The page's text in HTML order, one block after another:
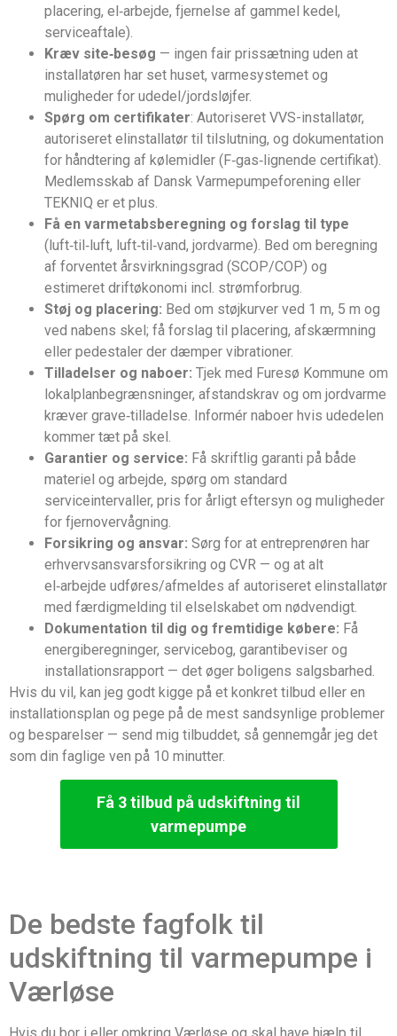
placering, el‑arbejde, fjernelse af gammel kedel,
serviceaftale).
Kræv site‑besøg — ingen fair prissætning uden at
installatøren har set huset, varmesystemet og
muligheder for udedel/jordsløjfer.
Spørg om certifikater: Autoriseret VVS-installatør,
autoriseret elinstallatør til tilslutning, og dokumentation
for håndtering af kølemidler (F‑gas‑lignende certifikat).
Medlemsskab af Dansk Varmepumpeforening eller
TEKNIQ er et plus.
Få en varmetabsberegning og forslag til type
(luft‑til‑luft, luft‑til‑vand, jordvarme). Bed om beregning
af forventet årsvirkningsgrad (SCOP/COP) og
estimeret driftøkonomi incl. strømforbrug.
Støj og placering: Bed om støjkurver ved 1 m, 5 m og
ved nabens skel; få forslag til placering, afskærmning
eller pedestaler der dæmper vibrationer.
Tilladelser og naboer: Tjek med Furesø Kommune om
lokalplanbegrænsninger, afstandskrav og om jordvarme
kræver grave‑tilladelse. Informér naboer hvis udedelen
kommer tæt på skel.
Garantier og service: Få skriftlig garanti på både
materiel og arbejde, spørg om standard
serviceintervaller, pris for årligt eftersyn og muligheder
for fjernovervågning.
Forsikring og ansvar: Sørg for at entreprenøren har
erhvervsansvarsforsikring og CVR — og at alt
el‑arbejde udføres/afmeldes af autoriseret elinstallatør
med færdigmelding til elselskabet om nødvendigt.
Dokumentation til dig og fremtidige købere: Få
energiberegninger, servicebog, garantibeviser og
installationsrapport — det øger boligens salgsbarhed.
Hvis du vil, kan jeg godt kigge på et konkret tilbud eller en
installationsplan og pege på de mest sandsynlige problemer
og besparelser — send mig tilbuddet, så gennemgår jeg det
som din faglige ven på 10 minutter.
Få 3 tilbud på udskiftning til
varmepumpe
De bedste fagfolk til
udskiftning til varmepumpe i
Værløse